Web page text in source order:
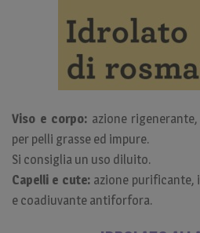
Viso e corpo:azione
per pelli grasse ed impure.
Si consiglia un uso diluito.
Capelli e cute:azione purificante,
e coadiuvante antiforfora.